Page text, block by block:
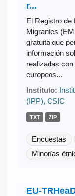
r...
El Registro de
Migrantes
gratuita que
información
realizadas
europeos...
Instituto:
(IPP), CSIC
TXT ZIP
Encuestas
Minorías
EU-